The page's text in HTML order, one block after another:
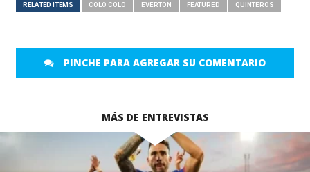
RELATED ITEMS COLO COLO EVERTON FEATURED QUINTEROS
PINCHE PARA AGREGAR SU COMENTARIO
MÁS DE ENTREVISTAS